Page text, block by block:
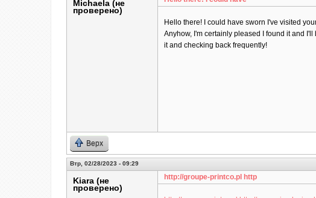
Michaela (не
проверено)
Hello there! I could have sworn I've visited
Anyhow, I'm certainly pleased I found it and I'll
it and checking back frequently!
Верх
Втр, 02/28/2023 - 09:29
Kiara (не
проверено)
http://groupe-printco.pl http